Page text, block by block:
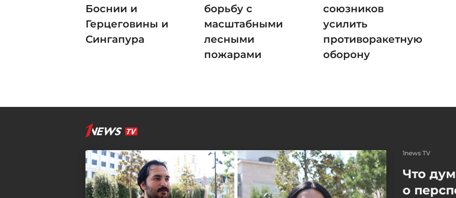
Боснии и
Герцеговины и
Сингапура
борьбу с
масштабными
лесными
пожарами
союзников
усилить
противоракетную
оборону
1news TV
Что
о